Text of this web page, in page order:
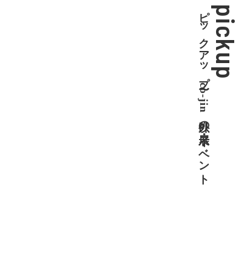
pickup
ピックアップ〜co-jin以外の展示・イベント